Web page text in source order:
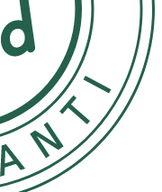
Acid, Glycolic Acid,
Glucosylrutin,
Citric Acid,
EDTA, Pa